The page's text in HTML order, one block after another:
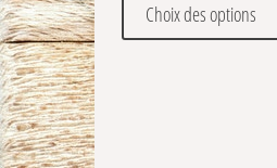
Choix des options